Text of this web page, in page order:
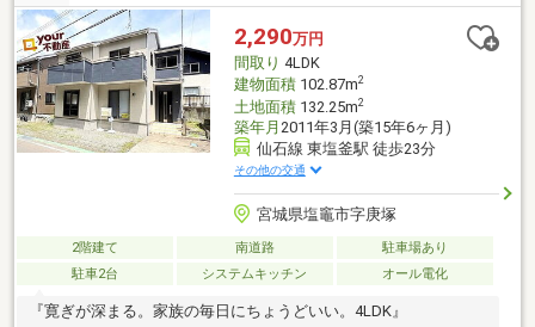
2,290万円
間取り 4LDK
建物面積102.87m2
土地面積132.25m2
築年月 2011年3月(築15年6ヶ月)
仙石線 東塩釜駅 徒歩23分
その他の交通
宮城県塩竈市字庚塚
2階建て 南道路
駐車場あり
駐車2台
システムキッチン オール電化
『寛ぎが深まる。家族の毎日にちょうどいい。4LDK』